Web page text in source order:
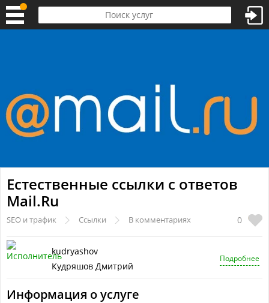
Естественные ссылки с ответов
Mail.Ru
0
SEO и трафик Ссылки В комментариях
kudryashov
Кудряшов Дмитрий
Подробнее
Информация о услуге